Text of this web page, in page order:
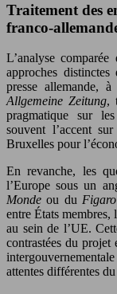
Traitement des
franco-
L’analyse
approches
presse allemande,
Allgemeine Zeitung,
pragmatique sur
souvent l’accent
Bruxelles pour
En revanche, les
l’Europe sous un
Monde ou du Figaro
entre États
au sein de l’UE.
contrastées du projet
attentes différentes